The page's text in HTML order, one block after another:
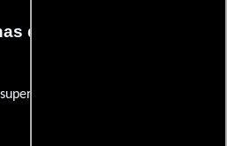
que participaron
y